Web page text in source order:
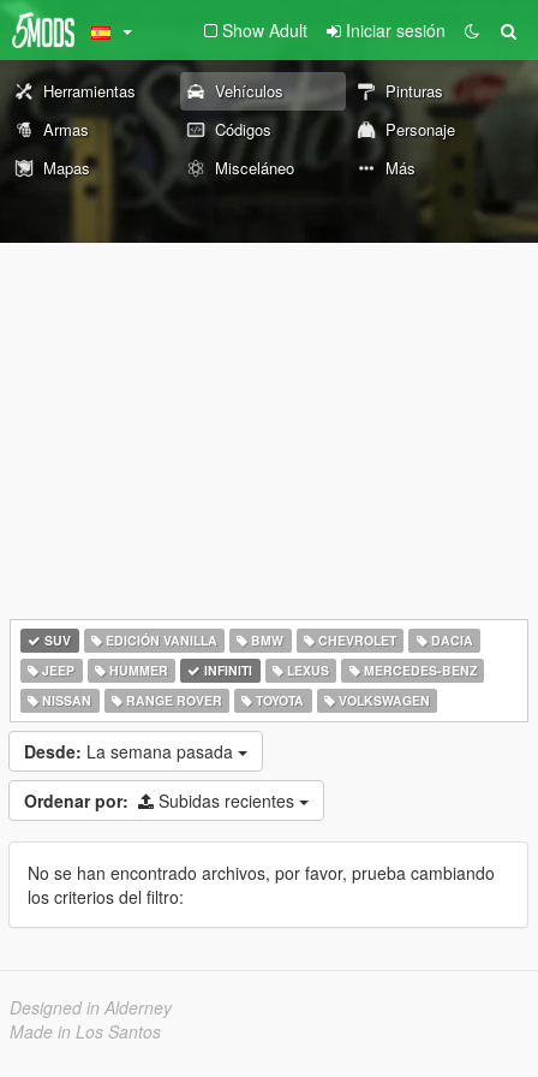
Show Adult Iniciar sesión
Herramientas Vehículos
Pinturas
Armas
Códigos
Personaje
Mapas
Misceláneo Más
SUV EDICIÓN VANILLA BMW CHEVROLET
DACIA
JEEP
HUMMER INFINITI LEXUS
MERCEDES-BENZ
NISSAN
RANGE ROVER TOYOTA VOLKSWAGEN
Desde: La semana pasada
Ordenar por: Subidas recientes
No se han encontrado archivos, por favor, prueba cambiando
los criterios del filtro:
Designed in Alderney
Made in Los Santos